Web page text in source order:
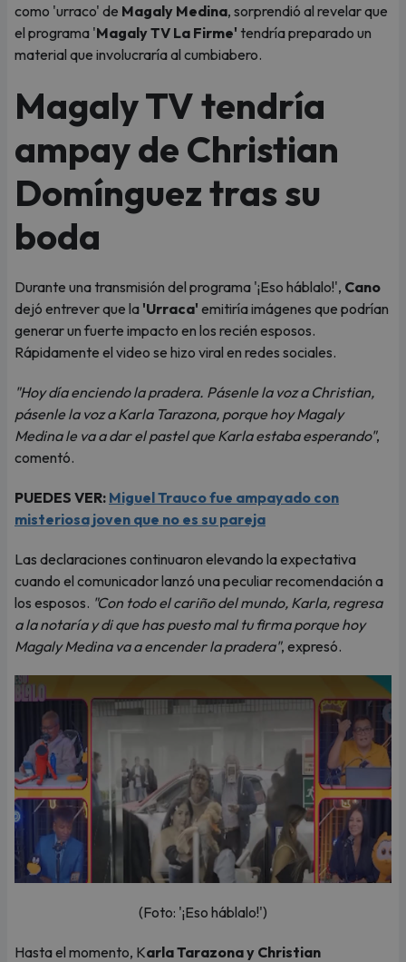
como 'urraco' de Magaly Medina, sorprendió al revelar que
el programa 'Magaly TV La Firme' tendría preparado un
material que involucraría al cumbiabero.
Magaly TV tendría
ampay de Christian
Domínguez tras su
boda
Durante una transmisión del programa '¡Eso háblalo!', Cano
dejó entrever que la 'Urraca' emitiría imágenes que podrían
generar un fuerte impacto en los recién esposos.
Rápidamente el video se hizo viral en redes sociales.
"Hoy día enciendo la pradera. Pásenle la voz a Christian,
pásenle la voz a Karla Tarazona, porque hoy Magaly
Medina le va a dar el pastel que Karla estaba esperando",
comentó.
PUEDES VER: Miguel Trauco fue ampayado con
misteriosa joven que no es su pareja
Las declaraciones continuaron elevando la expectativa
cuando el comunicador lanzó una peculiar recomendación a
los esposos. "Con todo el cariño del mundo, Karla, regresa
a la notaría y di que has puesto mal tu firma porque hoy
Magaly Medina va a encender la pradera", expresó.
(Foto: '¡Eso háblalo!')
Hasta el momento, Karla Tarazona y Christian